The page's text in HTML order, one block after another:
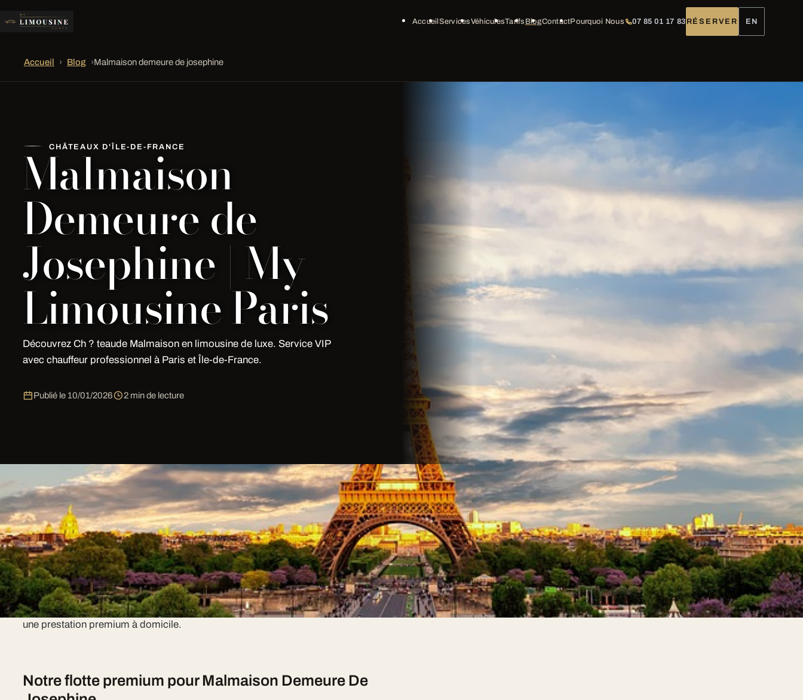
AccueilServicesVéhiculesTarifsBlogContactPourquoi Nous 07 85 01 17 83 RÉSERVER EN
Accueil › Blog ›Malmaison demeure de josephine
CHÂTEAUX D'ÎLE-DE-FRANCE
Malmaison
Demeure de
Josephine | My
Limousine Paris
Découvrez Ch ? teaude Malmaison en limousine de luxe. Service VIP
avec chauffeur professionnel à Paris et Île-de-France.
Publié le 10/01/2026 2 min de lecture
Notre service Malmaison Demeure De Josephine à Paris couvre Paris (75), 92, 93, 94, 95,
78, 91, 77 sans supplément kilométrique. Sortie IDF sur devis.
Malmaison Demeure De Josephine à Paris
Paris est l'une des villes desservies par My Limousine Paris sans supplément
kilométrique. Notre flotte VTC se déplace 7j/7 dans toute l'Île-de-France pour vous offrir
une prestation premium à domicile.
Notre flotte premium pour Malmaison Demeure De